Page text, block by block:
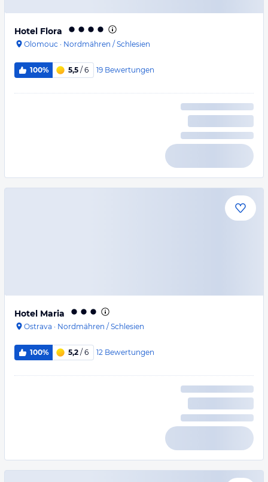
Hotel Flora
Olomouc · Nordmähren / Schlesien
100% 5,5 / 6 19 Bewertungen
Hotel Maria
Ostrava · Nordmähren / Schlesien
100% 5,2 / 6 12 Bewertungen